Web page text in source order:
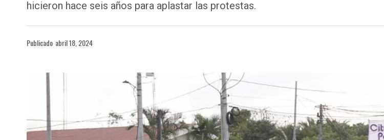
hicieron hace seis años para aplastar las protestas.
Publicado abril 18, 2024